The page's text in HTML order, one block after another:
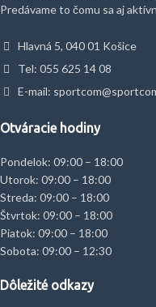
Predávame to čomu sa aj
Hlavná 5, 040 01 Košice
Tel: 055 625 14 08
E-mail:
Otváracie hodiny
Pondelok: 09:00 – 18:00
Utorok: 09:00 – 18:00
Streda: 09:00 – 18:00
Štvrtok: 09:00 – 18:00
Piatok: 09:00 – 18:00
Sobota: 09:00 – 12:30
Dôležité odkazy